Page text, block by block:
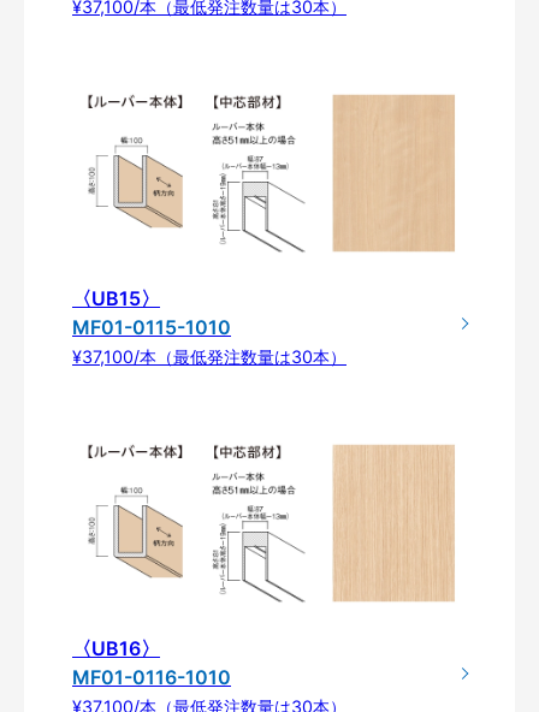
¥37,100/本（最低発注数量は30本）
〈UB15〉
MF01-0115-1010
¥37,100/本（最低発注数量は30本）
〈UB16〉
MF01-0116-1010
¥37,100/本（最低発注数量は30本）